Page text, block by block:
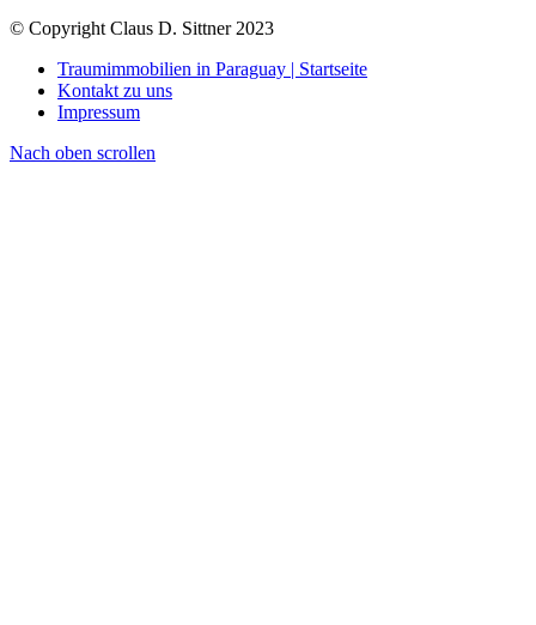
© Copyright Claus D. Sittner 2023
Traumimmobilien in Paraguay | Startseite
Kontakt zu uns
Impressum
Nach oben scrollen